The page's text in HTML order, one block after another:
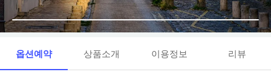
옵션예약 상품소개 이용정보 리뷰